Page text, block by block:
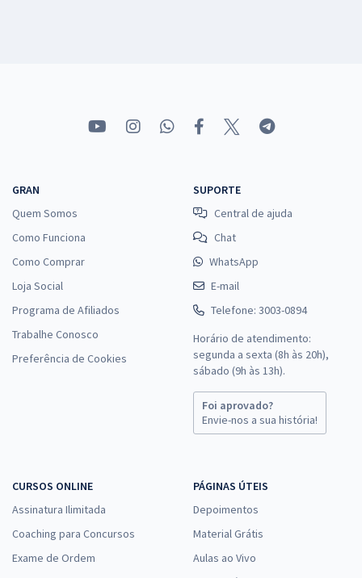
GRAN
Quem Somos
Como Funciona
Como Comprar
Loja Social
Programa de Afiliados
Trabalhe Conosco
Preferência de Cookies
SUPORTE
Central de ajuda
Chat
WhatsApp
E-mail
Telefone: 3003-0894
Horário de atendimento:
segunda a sexta (8h às 20h),
sábado (9h às 13h).
Foi aprovado?
Envie-nos a sua história!
CURSOS ONLINE
Assinatura Ilimitada
Coaching para Concursos
Exame de Ordem
PÁGINAS ÚTEIS
Depoimentos
Material Grátis
Aulas ao Vivo